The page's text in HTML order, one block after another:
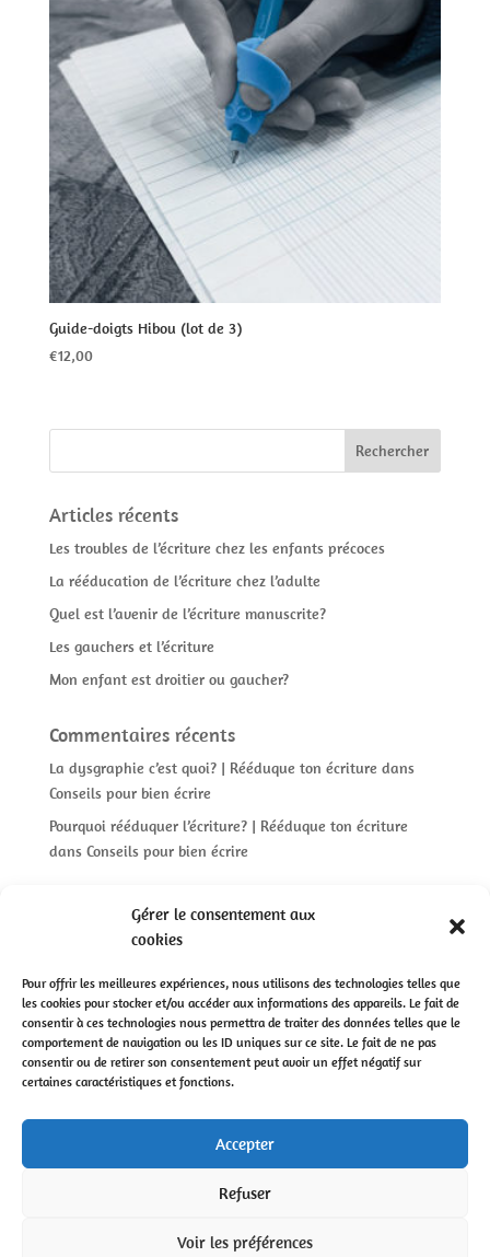
Gérer le consentement aux
cookies
Pour offrir les meilleures expériences, nous utilisons des technologies telles que
les cookies pour stocker et/ou accéder aux informations des appareils. Le fait de
consentir à ces technologies nous permettra de traiter des données telles que le
comportement de navigation ou les ID uniques sur ce site. Le fait de ne pas
consentir ou de retirer son consentement peut avoir un effet négatif sur
certaines caractéristiques et fonctions.
Accepter
Refuser
Voir les préférences
Guide-doigts Hibou (lot de 3)
€12,00
Articles récents
Les troubles de l’écriture chez les enfants précoces
La rééducation de l’écriture chez l’adulte
Quel est l’avenir de l’écriture manuscrite?
Les gauchers et l’écriture
Mon enfant est droitier ou gaucher?
Commentaires récents
La dysgraphie c’est quoi? | Rééduque ton écriture dans
Conseils pour bien écrire
Pourquoi rééduquer l’écriture? | Rééduque ton écriture
dans Conseils pour bien écrire
© Rééduque-ton-écriture | Conception :One Day|
Mentions légales